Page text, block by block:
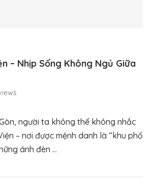
– Nhịp Sống Không Ngủ Giữa
người ta không thể không nhắc
– nơi được mệnh danh là “khu phố
ánh đèn …